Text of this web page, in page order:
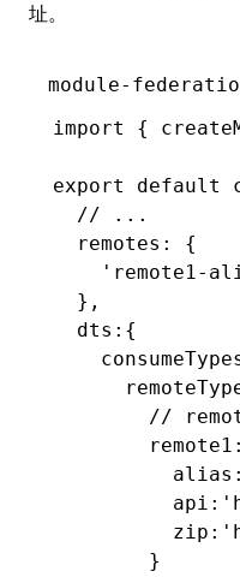
址。
module-
import
{
export default
  // ...
  remotes
:
{
'remote1-
  }
,
  dts
: {
//
        remote1
:
          alias
:
          api
:
          zip
:
        }